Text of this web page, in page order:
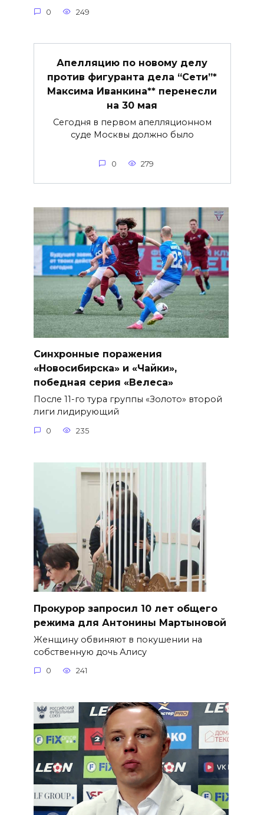
0 249
Апелляцию по новому делу
против фигуранта дела “Сети”*
Максима Иванкина** перенесли
на 30 мая
Сегодня в первом апелляционном
суде Москвы должно было
0 279
Синхронные поражения
«Новосибирска» и «Чайки»,
победная серия «Велеса»
После 11-го тура группы «Золото» второй
лиги лидирующий
0 235
​Прокурор запросил 10 лет общего
режима для Антонины Мартыновой
Женщину обвиняют в покушении на
собственную дочь Алису
0 241